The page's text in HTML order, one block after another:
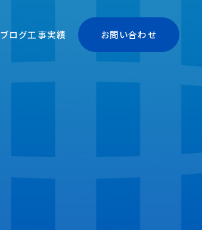
ブログ工事実績 お問い合わせ